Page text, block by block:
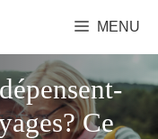
MENU
Ce